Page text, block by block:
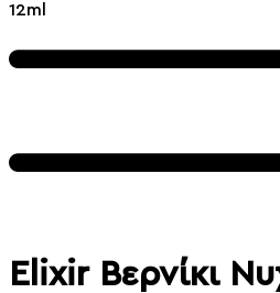
12ml
Elixir Βερνίκι